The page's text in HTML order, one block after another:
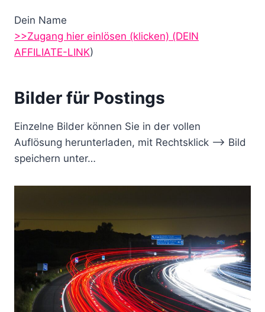
Dein Name
>>Zugang hier einlösen (klicken) (DEIN
AFFILIATE-LINK)
Bilder für Postings
Einzelne Bilder können Sie in der vollen
Auflösung herunterladen, mit Rechtsklick –> Bild
speichern unter…